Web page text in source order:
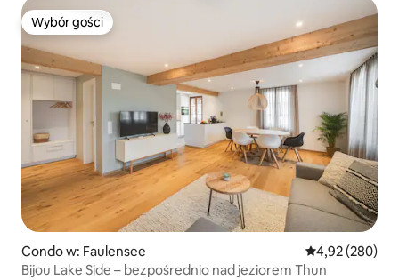
Wybór gości
Wybór gości
Condo w: Faulensee Średnia
4,92 (280)
Bijou Lake Side – bezpośrednio nad jeziorem Thun